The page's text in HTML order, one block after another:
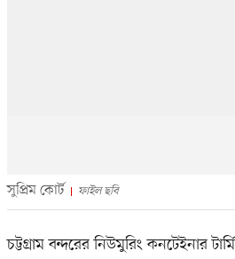
সুপ্রিম কোর্ট ফাইল ছবি
চট্টগ্রাম বন্দরের নিউমুরিং কনটেইনার